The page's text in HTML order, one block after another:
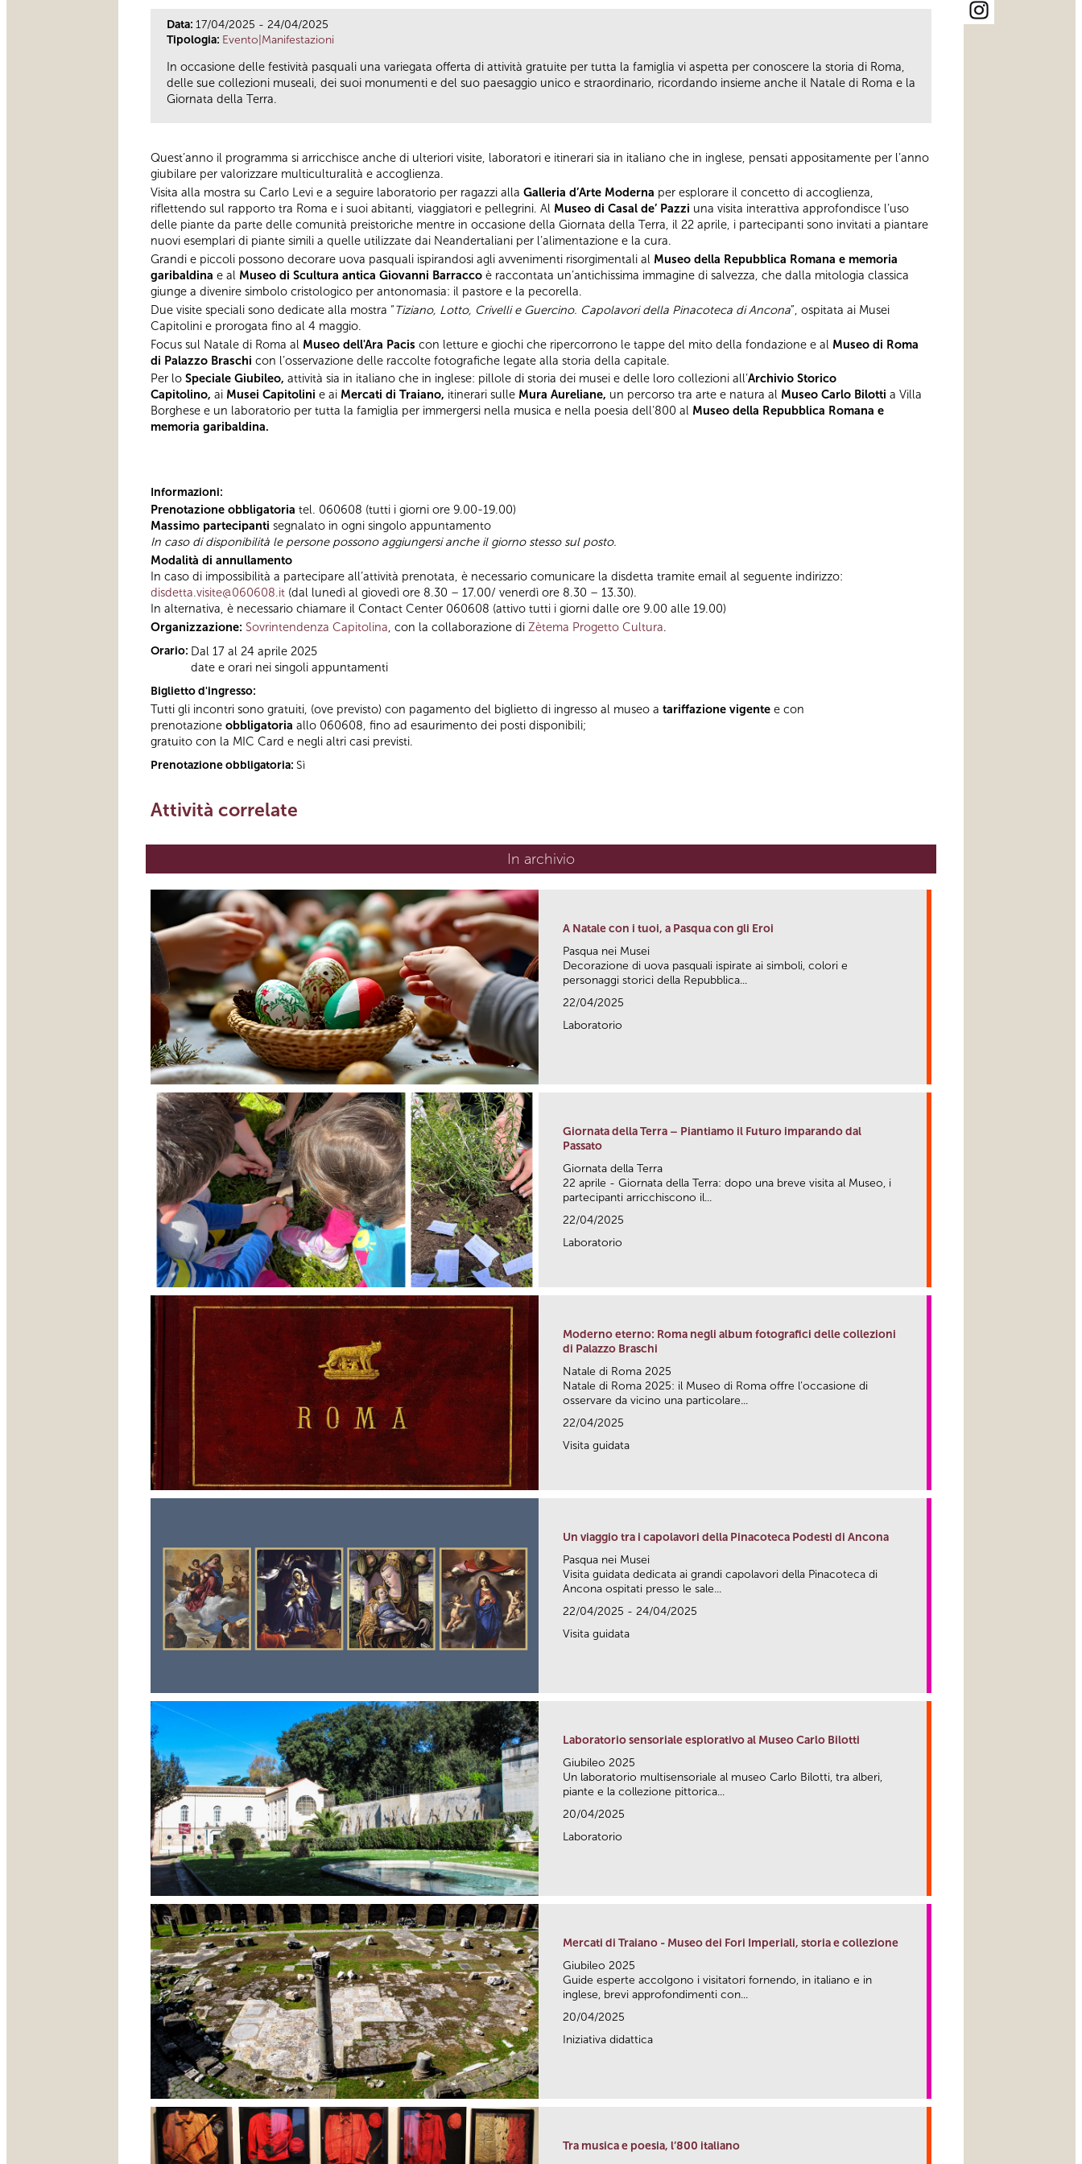
Data: 17/04/2025 - 24/04/2025
Tipologia: Evento|Manifestazioni
In occasione delle festività pasquali una variegata offerta di attività gratuite per tutta la famiglia vi aspetta per conoscere la storia di Roma,
delle sue collezioni museali, dei suoi monumenti e del suo paesaggio unico e straordinario, ricordando insieme anche il Natale di Roma e la
Giornata della Terra.
Quest’anno il programma si arricchisce anche di ulteriori visite, laboratori e itinerari sia in italiano che in inglese, pensati appositamente per l’anno
giubilare per valorizzare multiculturalità e accoglienza.
Visita alla mostra su Carlo Levi e a seguire laboratorio per ragazzi alla Galleria d’Arte Moderna per esplorare il concetto di accoglienza,
riflettendo sul rapporto tra Roma e i suoi abitanti, viaggiatori e pellegrini. Al Museo di Casal de’ Pazzi una visita interattiva approfondisce l’uso
delle piante da parte delle comunità preistoriche mentre in occasione della Giornata della Terra, il 22 aprile, i partecipanti sono invitati a piantare
nuovi esemplari di piante simili a quelle utilizzate dai Neandertaliani per l’alimentazione e la cura.
Grandi e piccoli possono decorare uova pasquali ispirandosi agli avvenimenti risorgimentali al Museo della Repubblica Romana e memoria
garibaldina e al Museo di Scultura antica Giovanni Barracco è raccontata un’antichissima immagine di salvezza, che dalla mitologia classica
giunge a divenire simbolo cristologico per antonomasia: il pastore e la pecorella.
Due visite speciali sono dedicate alla mostra “Tiziano, Lotto, Crivelli e Guercino. Capolavori della Pinacoteca di Ancona”, ospitata ai Musei
Capitolini e prorogata fino al 4 maggio.
Focus sul Natale di Roma al Museo dell'Ara Pacis con letture e giochi che ripercorrono le tappe del mito della fondazione e al Museo di Roma
di Palazzo Braschi con l’osservazione delle raccolte fotografiche legate alla storia della capitale.
Per lo Speciale Giubileo, attività sia in italiano che in inglese: pillole di storia dei musei e delle loro collezioni all’Archivio Storico
Capitolino, ai Musei Capitolini e ai Mercati di Traiano, itinerari sulle Mura Aureliane, un percorso tra arte e natura al Museo Carlo Bilotti a Villa
Borghese e un laboratorio per tutta la famiglia per immergersi nella musica e nella poesia dell’800 al Museo della Repubblica Romana e
memoria garibaldina.
Informazioni:
Prenotazione obbligatoria tel. 060608 (tutti i giorni ore 9.00-19.00)
Massimo partecipanti segnalato in ogni singolo appuntamento
In caso di disponibilità le persone possono aggiungersi anche il giorno stesso sul posto.
Modalità di annullamento
In caso di impossibilità a partecipare all’attività prenotata, è necessario comunicare la disdetta tramite email al seguente indirizzo:
disdetta.visite@060608.it (dal lunedì al giovedì ore 8.30 – 17.00/ venerdì ore 8.30 – 13.30).
In alternativa, è necessario chiamare il Contact Center 060608 (attivo tutti i giorni dalle ore 9.00 alle 19.00)
Organizzazione: Sovrintendenza Capitolina, con la collaborazione di Zètema Progetto Cultura.
Orario: Dal 17 al 24 aprile 2025
date e orari nei singoli appuntamenti
Biglietto d'ingresso:
Tutti gli incontri sono gratuiti, (ove previsto) con pagamento del biglietto di ingresso al museo a tariffazione vigente e con
prenotazione obbligatoria allo 060608, fino ad esaurimento dei posti disponibili;
gratuito con la MIC Card e negli altri casi previsti.
Prenotazione obbligatoria: Sì
Attività correlate
In archivio
A Natale con i tuoi, a Pasqua con gli Eroi
Pasqua nei Musei
Decorazione di uova pasquali ispirate ai simboli, colori e
personaggi storici della Repubblica...
22/04/2025
Laboratorio
Giornata della Terra – Piantiamo il Futuro imparando dal
Passato
Giornata della Terra
22 aprile - Giornata della Terra: dopo una breve visita al Museo, i
partecipanti arricchiscono il...
22/04/2025
Laboratorio
Moderno eterno: Roma negli album fotografici delle collezioni
di Palazzo Braschi
Natale di Roma 2025
Natale di Roma 2025: il Museo di Roma offre l’occasione di
osservare da vicino una particolare...
22/04/2025
Visita guidata
Un viaggio tra i capolavori della Pinacoteca Podesti di Ancona
Pasqua nei Musei
Visita guidata dedicata ai grandi capolavori della Pinacoteca di
Ancona ospitati presso le sale...
22/04/2025 - 24/04/2025
Visita guidata
Laboratorio sensoriale esplorativo al Museo Carlo Bilotti
Giubileo 2025
Un laboratorio multisensoriale al museo Carlo Bilotti, tra alberi,
piante e la collezione pittorica...
20/04/2025
Laboratorio
Mercati di Traiano - Museo dei Fori Imperiali, storia e collezione
Giubileo 2025
Guide esperte accolgono i visitatori fornendo, in italiano e in
inglese, brevi approfondimenti con...
20/04/2025
Iniziativa didattica
Tra musica e poesia, l’800 italiano